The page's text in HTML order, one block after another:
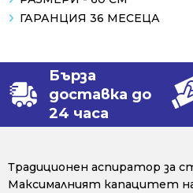
ГАРАНЦИЯ 36 МЕСЕЦА
Бърза
доставка до
24 часа
Традиционен аспиратор за
Максималният капацитет